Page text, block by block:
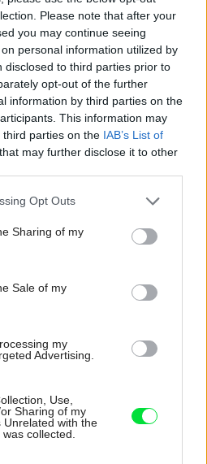
Please note that after your
you may continue seeing
personal information utilized by
disclosed to third parties prior to
opt-out of the further
information by third parties on the
This information may
parties on the IAB’s List of
that may further disclose it to other
app uses one or more Google
behaviour. You may click to
and its third-party tags to
purposes in below Google
Opt Outs
Sharing of my
Sale of my
my
Advertising.
Use,
Sharing of my
Unrelated with the
collected.
debniacich betónových tvárnic
tvarovky s minerálnou
Profi, murované na
dodatočného zateplenia spĺňa